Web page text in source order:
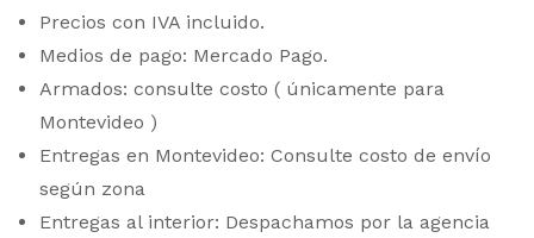
Precios con IVA incluido.
Medios de pago: Mercado Pago.
Armados: consulte costo ( únicamente para
Montevideo )
Entregas en Montevideo: Consulte costo de envío
según zona
Entregas al interior: Despachamos por la agencia